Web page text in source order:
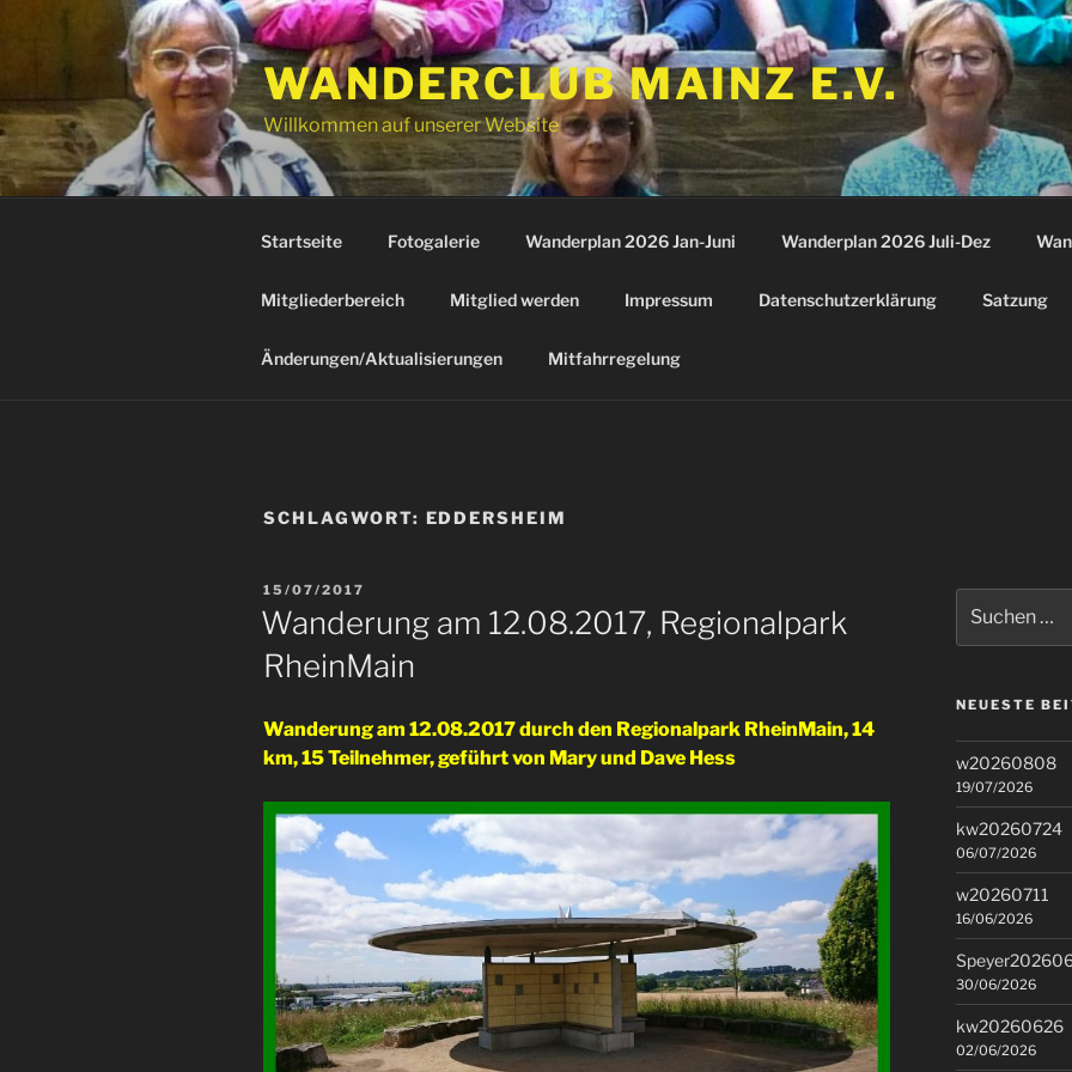
WANDERCLUB MAINZ E.V.
Willkommen auf unserer Website
Startseite Fotogalerie Wanderplan 2026 Jan-Juni Wanderplan 2026 Juli-Dez
Mitgliederbereich Mitglied werden Impressum Datenschutzerklärung Satzung
Änderungen/Aktualisierungen Mitfahrregelung
SCHLAGWORT: EDDERSHEIM
VERÖFFENTLICHT
AM
15/07/2017
Wanderung am 12.08.2017, Regionalpark
RheinMain
Wanderung am 12.08.2017 durch den Regionalpark RheinMain, 14
km, 15 Teilnehmer, geführt von Mary und Dave Hess
nach:
NEUESTE
w20260808
19/07/2026
kw20260724
06/07/2026
w20260711
16/06/2026
30/06/2026
kw20260626
02/06/2026